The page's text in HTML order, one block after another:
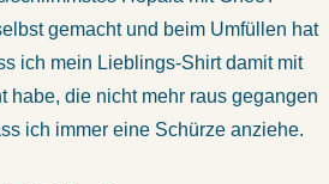
gemacht und beim Umfüllen hat
ich mein Lieblings-Shirt damit mit
habe, die nicht mehr raus gegangen
ich immer eine Schürze anziehe.